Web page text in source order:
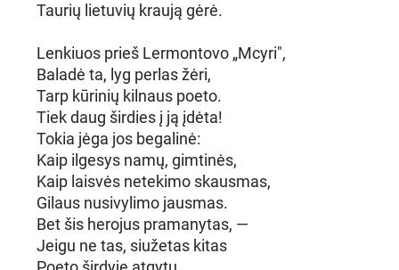
Taurių lietuvių kraują gėrė.
Lenkiuos prieš Lermontovo „Mcyri",
Baladė ta, lyg perlas žėri,
Tarp kūrinių kilnaus poeto.
Tiek daug širdies į ją įdėta!
Tokia jėga jos begalinė:
Kaip ilgesys namų, gimtinės,
Kaip laisvės netekimo skausmas,
Gilaus nusivylimo jausmas.
Bet šis herojus pramanytas, —
Jeigu ne tas, siužetas kitas